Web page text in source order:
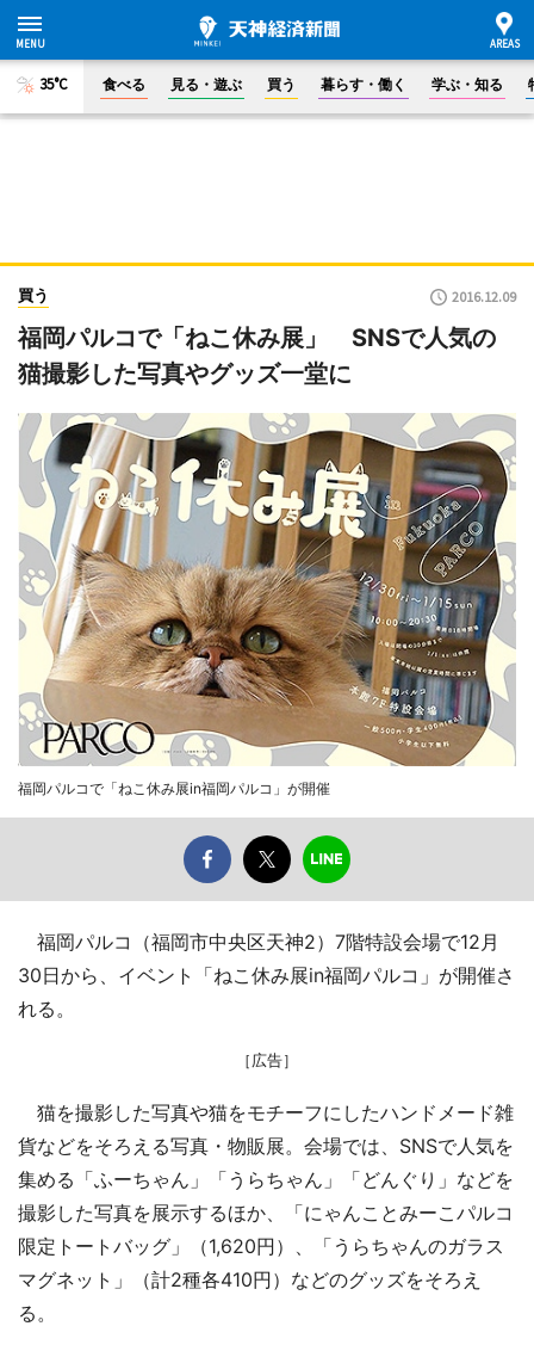
35°C 食べる 見る・遊ぶ 買う 暮らす・働く 学ぶ・知る
買う 2016.12.09
福岡パルコで「ねこ休み展」 SNSで人気の
猫撮影した写真やグッズ一堂に
福岡パルコで「ねこ休み展in福岡パルコ」が開催
福岡パルコ（福岡市中央区天神2）7階特設会場で12月
30日から、イベント「ねこ休み展in福岡パルコ」が開催さ
れる。
［広告］
猫を撮影した写真や猫をモチーフにしたハンドメード雑
貨などをそろえる写真・物販展。会場では、SNSで人気を
集める「ふーちゃん」「うらちゃん」「どんぐり」などを
撮影した写真を展示するほか、「にゃんことみーこパルコ
限定トートバッグ」（1,620円）、「うらちゃんのガラス
マグネット」（計2種各410円）などのグッズをそろえ
る。